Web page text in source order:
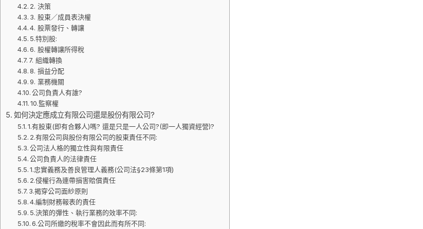
2. 決策
3. 股東／成員表決權
4. 股票發行、轉讓
5.特別股:
6. 股權轉讓所得稅
7. 組織轉換
8. 損益分配
9. 業務機關
公司負責人有誰?
10.監察權
如何決定應成立有限公司還是股份有限公司?
1.有股東(即有合夥人)嗎? 還是只是一人公司?(即一人獨資經營)?
2.有限公司與股份有限公司的股東責任不同:
公司法人格的獨立性與有限責任
公司負責人的法律責任
1.忠實義務及善良管理人義務(公司法§23條第1項)
2.侵權行為連帶損害賠償責任
3.揭穿公司面紗原則
4.編制財務報表的責任
5.決策的彈性、執行業務的效率不同:
6.公司所繳的稅率不會因此而有所不同: